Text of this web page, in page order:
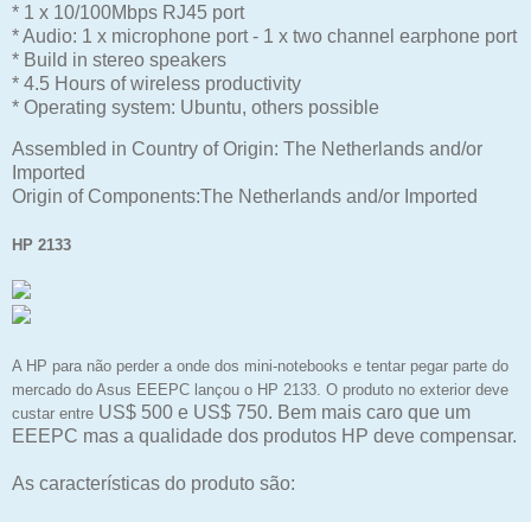
* 1 x 10/100Mbps RJ45 port
* Audio: 1 x microphone port - 1 x two channel earphone port
* Build in stereo speakers
* 4.5 Hours of wireless productivity
* Operating system: Ubuntu, others possible
Assembled in Country of Origin: The Netherlands and/or
Imported
Origin of Components:The Netherlands and/or Imported
HP 2133
A HP para não perder a onde dos mini-notebooks e tentar pegar parte do
mercado do Asus EEEPC lançou o HP 2133. O produto no exterior deve
custar entre US$ 500 e US$ 750. Bem mais caro que um
EEEPC mas a qualidade dos produtos HP deve compensar.
As características do produto são: